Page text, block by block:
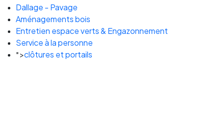
Dallage - Pavage
Aménagements bois
Entretien espace verts & Engazonnement
Service à la personne
">clôtures et portails